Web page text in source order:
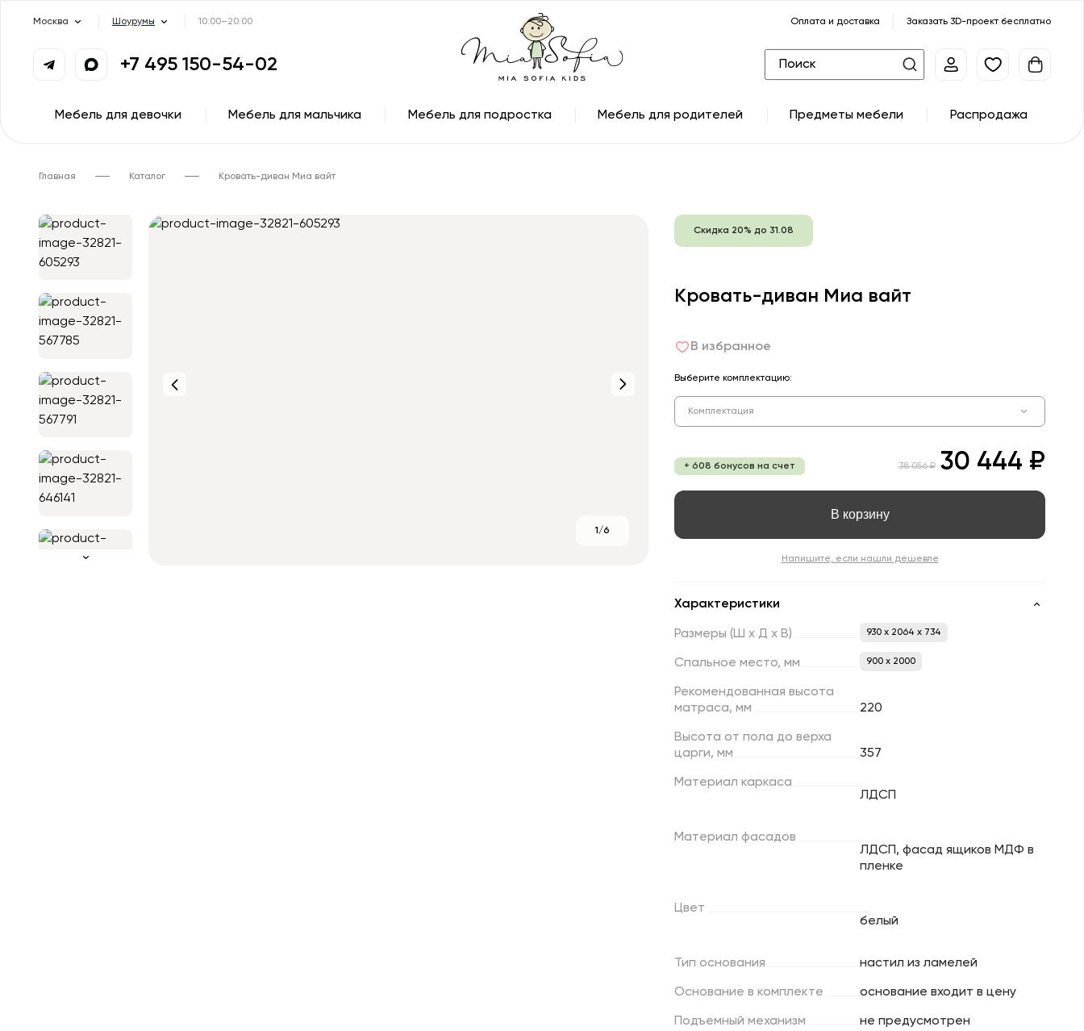
Москва Шоурумы 10:00–20:00 Оплата и доставка Заказать 3D-проект бесплатно
+7 495 150-54-02
Мебель для девочки Мебель для мальчика Мебель для подростка Мебель для родителей Предметы мебели Распродажа
Главная Каталог Кровать-диван Миа вайт
1/6
Скидка 20% до 31.08
Кровать-диван Миа вайт
В избранное
Выберите комплектацию:
Комплектация
+ 608 бонусов на счет 38 056 ₽ 30 444 ₽
В корзину
Напишите, если нашли дешевле
Характеристики
Размеры (Ш х Д х В) 930 x 2064 x 734
Спальное место, мм 900 х 2000
Рекомендованная высота
матраса, мм 220
Высота от пола до верха
царги, мм 357
Материал каркаса
ЛДСП
Материал фасадов
ЛДСП, фасад ящиков МДФ в
пленке
Цвет
белый
Тип основания настил из ламелей
Основание в комплекте основание входит в цену
Подъемный механизм не предусмотрен